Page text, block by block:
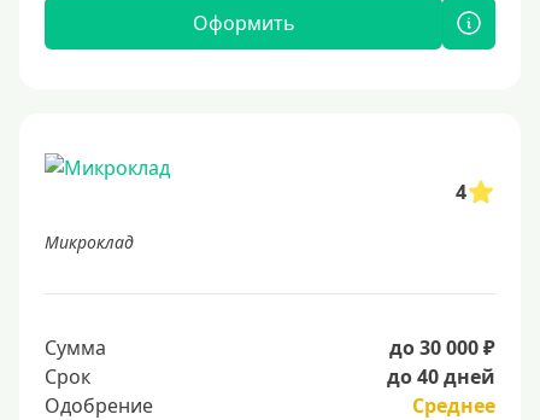
Оформить
4
Микроклад
Сумма
до 30 000 ₽
Срок
до 40 дней
Одобрение
Среднее